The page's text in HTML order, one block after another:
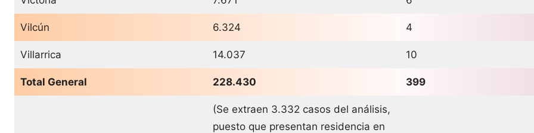
Vilcún 6.324 4
Villarrica 14.037 10
Total General 228.430 399
(Se extraen 3.332 casos del análisis,
puesto que presentan residencia en